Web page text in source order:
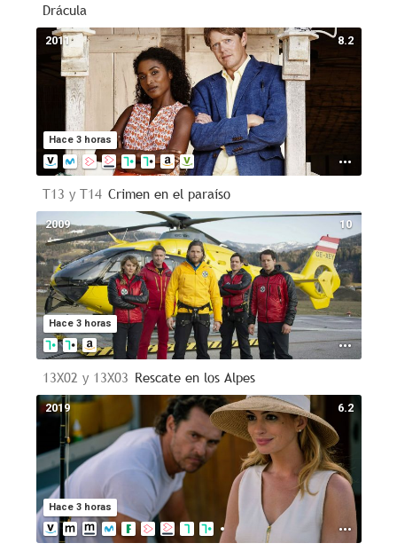
Drácula
8.2
Hace 3 horas
2011
T13 y T14 Crimen en el paraíso
10
Hace 3 horas
2009
13X02 y 13X03 Rescate en los Alpes
6.2
Hace 3 horas
2019